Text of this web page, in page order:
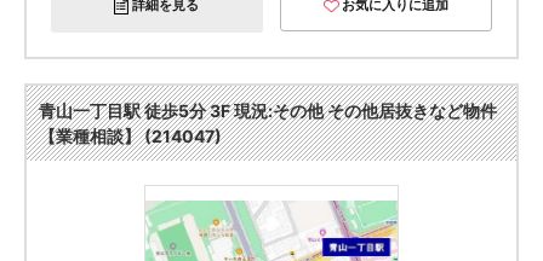
詳細を見る お気に入りに追加
青山一丁目駅 徒歩5分 3F 現況:その他 その他居抜きなど物件
【業種相談】 (214047)